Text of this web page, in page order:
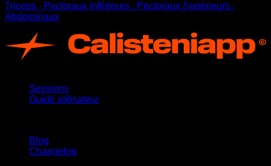
Triceps ∙ Pectoraux Inférieurs ∙ Pectoraux Supérieurs ∙
Abdominaux
Sessions
Guide utilisateur
Blog
Changelog